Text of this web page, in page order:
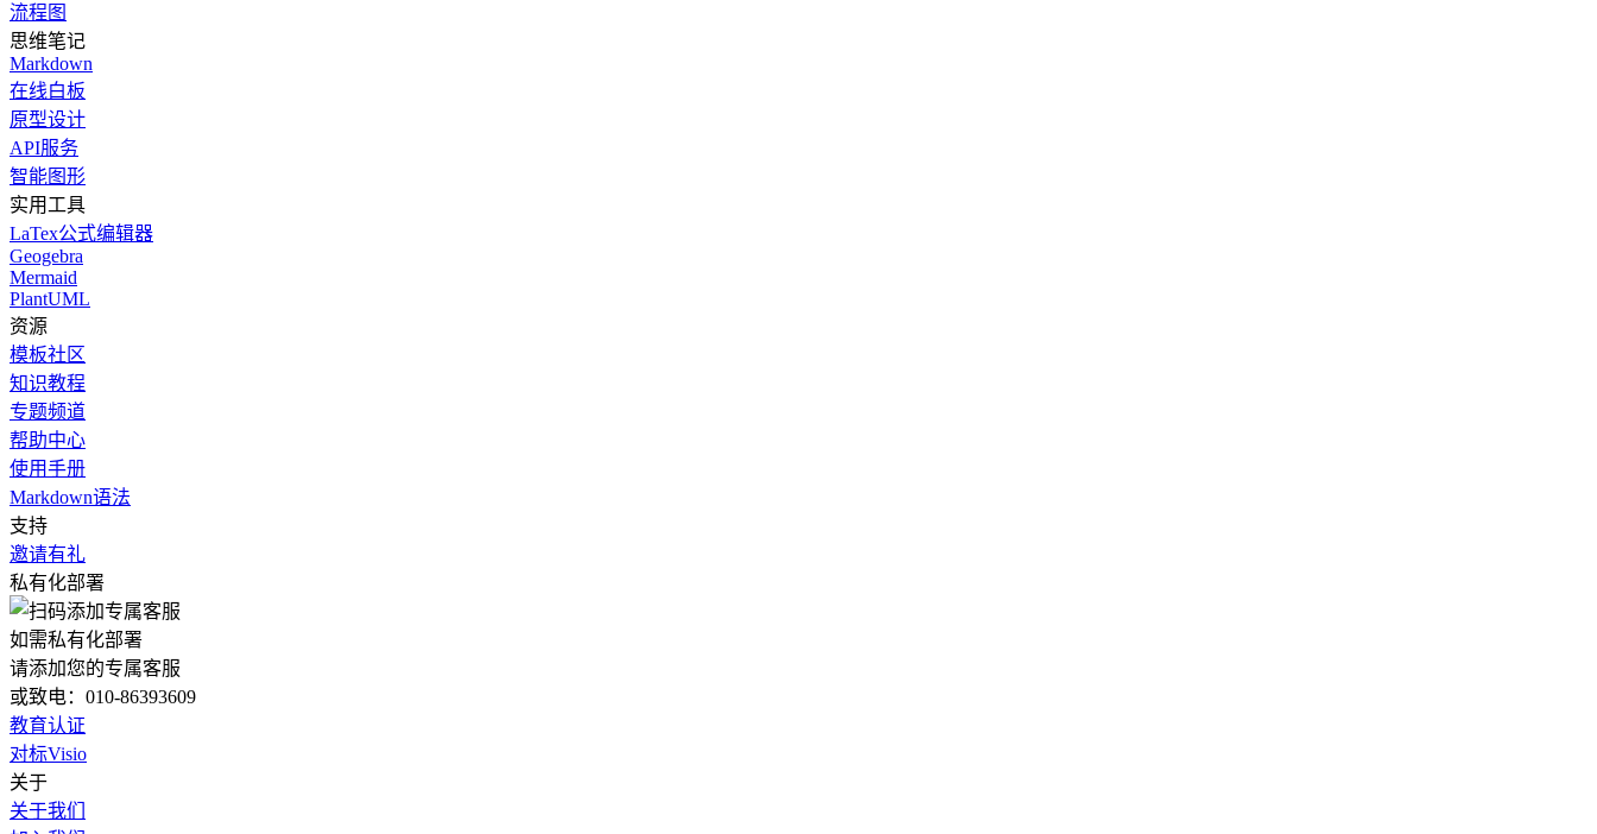
流程图
思维笔记
Markdown
在线白板
原型设计
API服务
智能图形
实用工具
LaTex公式编辑器
Geogebra
Mermaid
PlantUML
资源
模板社区
知识教程
专题频道
帮助中心
使用手册
Markdown语法
支持
邀请有礼
私有化部署
如需私有化部署
请添加您的专属客服
或致电：010-86393609
教育认证
对标Visio
关于
关于我们